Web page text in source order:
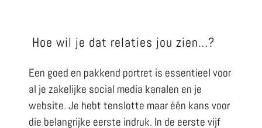
Hoe wil je dat relaties jou zien…?
Een goed en pakkend portret is essentieel voor
al je zakelijke social media kanalen en je
website. Je hebt tenslotte maar één kans voor
die belangrijke eerste indruk. In de eerste vijf